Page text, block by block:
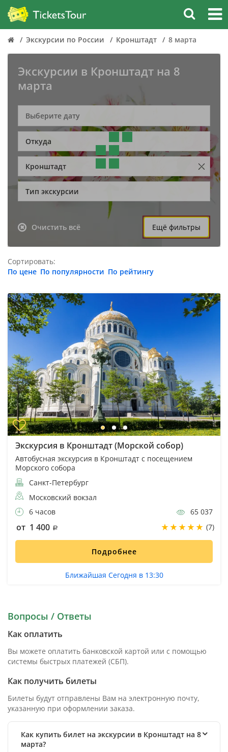
Экскурсии по России Кронштадт 8 марта
Экскурсии в Кронштадт на 8
марта
Откуда
Кронштадт
Тип экскурсии
Очистить всё Ещё фильтры
Сортировать:
По цене По популярности По рейтингу
Экскурсия в Кронштадт (Морской собор)
Автобусная экскурсия в Кронштадт с посещением
Морского собора
Санкт-Петербург
Московский вокзал
6 часов
65 037
от 1 400 (7)
Подробнее
Ближайшая Сегодня в 13:30
Вопросы / Ответы
Как оплатить
Вы можете оплатить банковской картой или с помощью
системы быстрых платежей (СБП).
Как получить билеты
Билеты будут отправлены Вам на электронную почту,
указанную при оформлении заказа.
Как купить билет на экскурсии в Кронштадт на 8
марта?